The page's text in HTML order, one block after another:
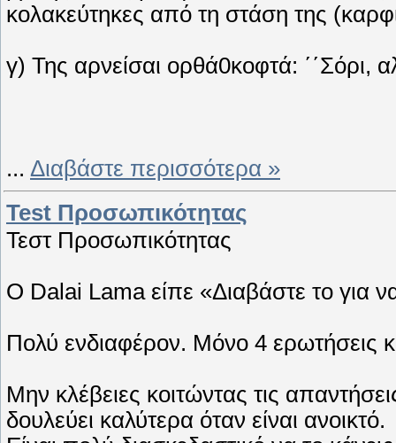
κολακεύτηκες από τη στάση της
γ) Της αρνείσαι ορθά0κοφτά: ΄΄Σόρι,
... Διαβάστε περισσότερα »
Test Προσωπικότητας
Τεστ Προσωπικότητας
Ο Dalai Lama είπε «Διαβάστε το για
Πολύ ενδιαφέρον. Μόνο 4 ερωτήσεις
Μην κλέβειες κοιτώντας τις
δουλεύει καλύτερα όταν είναι ανοικτό.